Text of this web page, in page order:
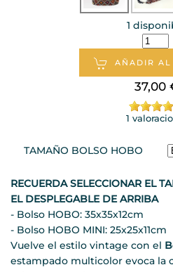
1
AÑADIR AL
37,00
1
TAMAÑO BOLSO HOBO
RECUERDA SELECCIONAR EL
EL DESPLEGABLE DE ARRIBA
- Bolso HOBO: 35x35x12cm
- Bolso HOBO MINI: 25x25x11cm
Vuelve el estilo vintage con el
estampado multicolor evoca la